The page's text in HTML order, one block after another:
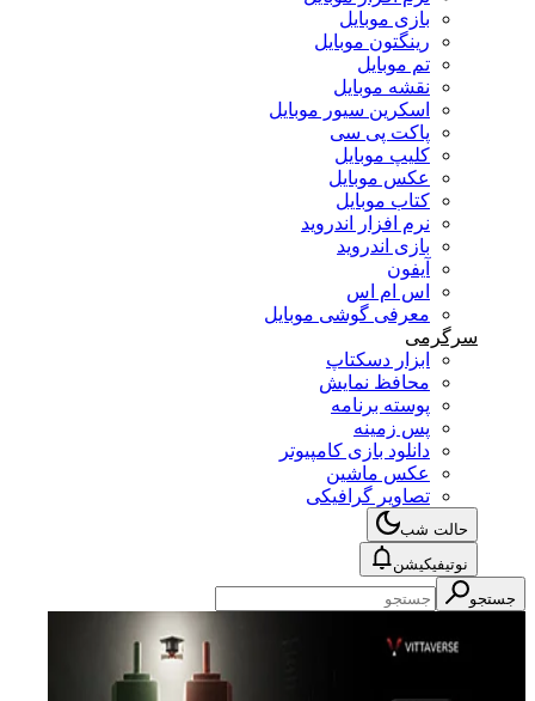
بازی موبایل
رینگتون موبایل
تم موبایل
نقشه موبایل
اسکرین سیور موبایل
پاکت پی سی
کلیپ موبایل
عکس موبایل
کتاب موبایل
نرم افزار اندروید
بازی اندروید
آیفون
اس ام اس
معرفی گوشی موبایل
سرگرمی
ابزار دسکتاپ
محافظ نمایش
پوسته برنامه
پس زمینه
دانلود بازی کامپیوتر
عکس ماشین
تصاویر گرافیکی
حالت شب
نوتیفیکیشن
جستجو